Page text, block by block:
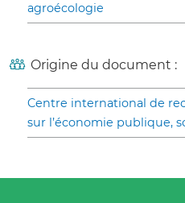
agroécologie
Origine du document :
Centre international de
sur l’économie publique,